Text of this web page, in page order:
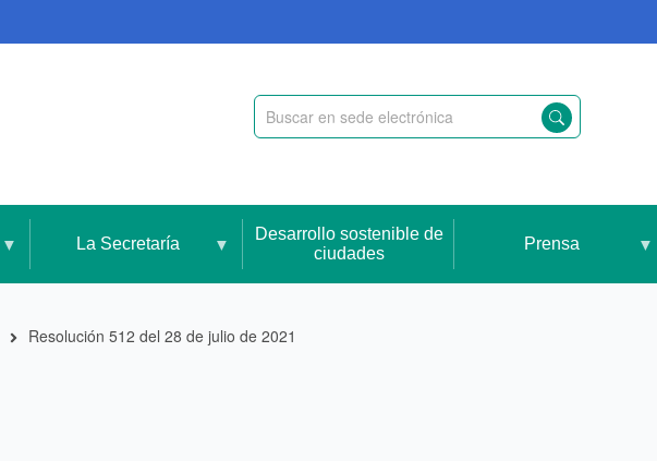
La Secretaría
Desarrollo sostenible de
ciudades
Prensa
Resolución 512 del 28 de julio de 2021